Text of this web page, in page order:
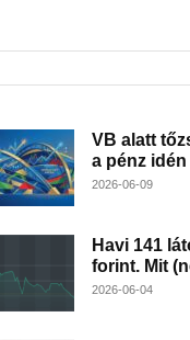
VB alatt
a pénz
2026-06-09
Havi 141
forint. Mit
2026-06-04